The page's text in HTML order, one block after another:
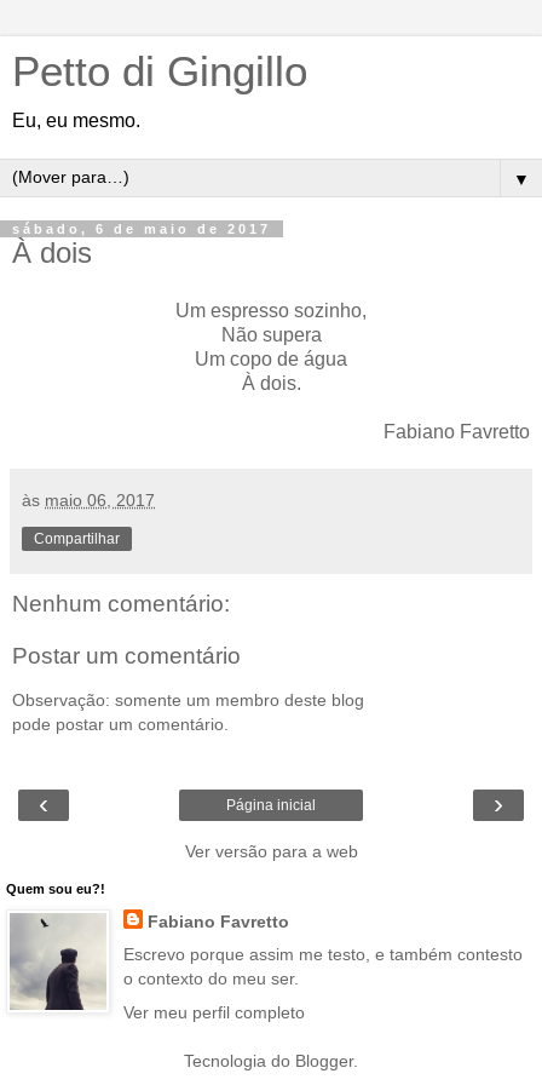
Petto di Gingillo
Eu, eu mesmo.
▼
sábado, 6 de maio de 2017
À dois
Um espresso sozinho,
Não supera
Um copo de água
À dois.
Fabiano Favretto
às maio 06, 2017
Compartilhar
Nenhum comentário:
Postar um comentário
Observação: somente um membro deste blog
pode postar um comentário.
‹ ›
Página inicial
Ver versão para a web
Quem sou eu?!
Fabiano Favretto
Escrevo porque assim me testo, e também contesto
o contexto do meu ser.
Ver meu perfil completo
Tecnologia do Blogger.